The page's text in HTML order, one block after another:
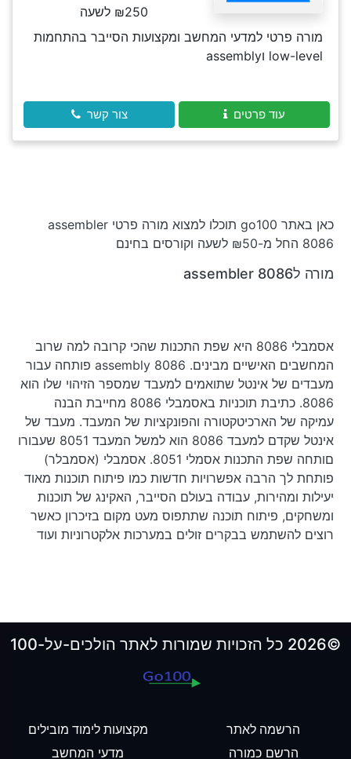
₪250 לשעה
מורה פרטי למדעי המחשב ומקצועות הסייבר בהתחמות
low-level וassembly
עוד פרטים צור קשר
כאן באתר go100 תוכלו למצוא מורה פרטי assembler
8086 החל מ-₪50 לשעה וקורסים בחינם
מורה לassembler 8086
אסמבלי 8086 היא שפת התכנות שהכי קרובה למה שרוב
המחשבים האישיים מבינים. assembly 8086 פותחה עבור
מעבדים של אינטל שתואמים למעבד שמספר הזיהוי שלו הוא
8086. כתיבת תוכניות באסמבלי 8086 מחייבת הבנה
עמיקה של הארכיטקטורה והפונקציות של המעבד. מעבד של
אינטל שקדם למעבד 8086 הוא למשל המעבד 8051 שעבורו
םותחה שפת התכנות אסמלי 8051. אסמבלי (אסמבלר)
פותחת לך הרבה אפשרויות חדשות כמו פיתוח תוכנות מאוד
יעילות ומהירות, עבודה בעולם הסייבר, האקינג של תוכנות
ומשחקים, פיתוח תוכנה שתתפוס מעט מקום בזיכרון כאשר
רוצים להשתמש בבקרים זולים במערכות אלקטרוניות ועוד
©2026 כל הזכויות שמורות לאתר הולכים-על-100
הרשמה לאתר
הרשם כמורה
מקצועות לימוד מובילים
מדעי המחשב